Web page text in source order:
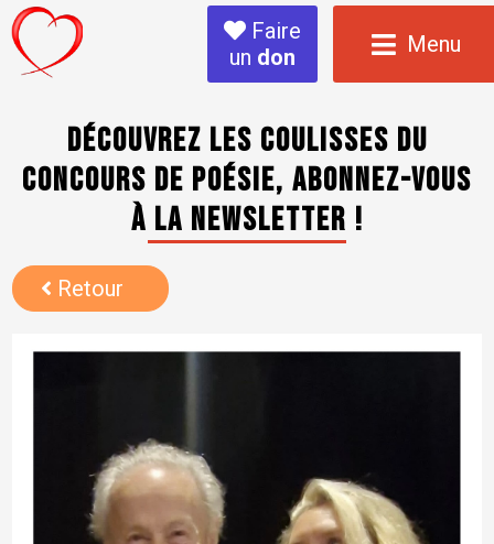
Faire
un don Menu
Découvrez les coulisses du
concours de poésie, abonnez-vous
à la newsletter !
Retour